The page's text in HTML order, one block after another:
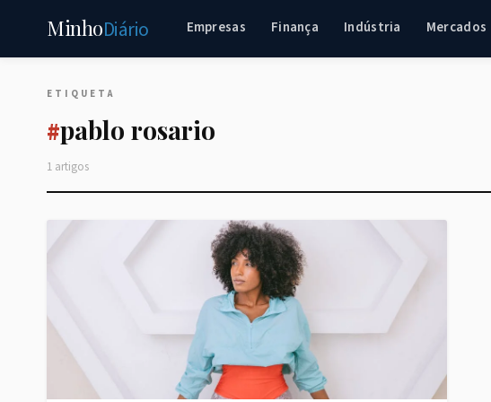
MinhoDiário Empresas Finança Indústria Mercados
ETIQUETA
#pablo rosario
1 artigos